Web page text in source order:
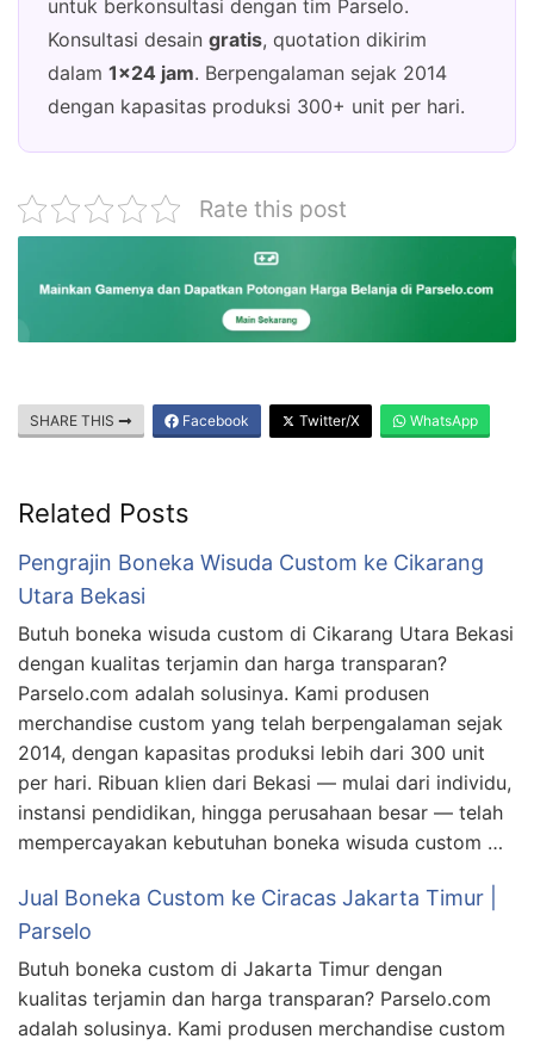
untuk berkonsultasi dengan tim Parselo.
Konsultasi desain gratis, quotation dikirim
dalam 1×24 jam. Berpengalaman sejak 2014
dengan kapasitas produksi 300+ unit per hari.
Rate this post
SHARE THIS Facebook Twitter/X WhatsApp
Related Posts
Pengrajin Boneka Wisuda Custom ke Cikarang
Utara Bekasi
Butuh boneka wisuda custom di Cikarang Utara Bekasi
dengan kualitas terjamin dan harga transparan?
Parselo.com adalah solusinya. Kami produsen
merchandise custom yang telah berpengalaman sejak
2014, dengan kapasitas produksi lebih dari 300 unit
per hari. Ribuan klien dari Bekasi — mulai dari individu,
instansi pendidikan, hingga perusahaan besar — telah
mempercayakan kebutuhan boneka wisuda custom …
Jual Boneka Custom ke Ciracas Jakarta Timur |
Parselo
Butuh boneka custom di Jakarta Timur dengan
kualitas terjamin dan harga transparan? Parselo.com
adalah solusinya. Kami produsen merchandise custom